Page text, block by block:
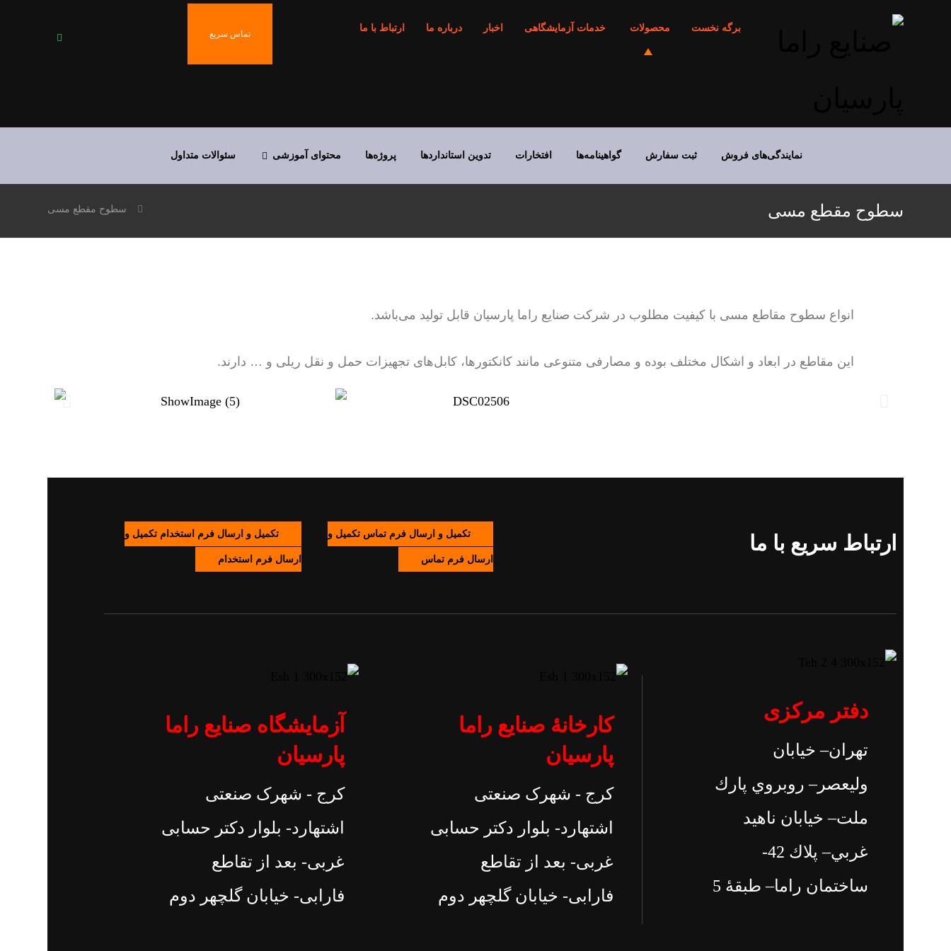
برگه نخست محصولات خدمات آزمایشگاهی اخبار درباره ما ارتباط با ما
تماس سریع
نمایندگی‌های فروش ثبت سفارش گواهینامه‌ها افتخارات تدوین استانداردها پروژه‌ها محتوای آموزشی سئوالات متداول
سطوح مقطع مسی سطوح مقطع مسی
انواع سطوح مقاطع مسی با کیفیت مطلوب در شرکت صنایع راما پارسیان قابل تولید می‌باشد.
این مقاطع در ابعاد و اشکال مختلف بوده و مصارفی متنوعی مانند کانکتورها، کابل‌های تجهیزات حمل و نقل ریلی و … دارند.
ارتباط سریع با ما تکمیل و ارسال فرم تماستکمیل و
ارسال فرم تماس
تکمیل و ارسال فرم استخدام تکمیل و
ارسال فرم استخدام
دفتر مرکزی
تهران– خيابان
وليعصر– روبروي پارك
ملت– خيابان ناهيد
غربي– پلاك 42-
ساختمان راما– طبقۀ 5
کارخانۀ صنایع راما
پارسیان
کرج - شهرک صنعتی
اشتهارد- بلوار دکتر حسابی
غربی- بعد از تقاطع
فارابی- خیابان گلچهر دوم
آزمایشگاه صنایع راما
پارسیان
کرج - شهرک صنعتی
اشتهارد- بلوار دکتر حسابی
غربی- بعد از تقاطع
فارابی- خیابان گلچهر دوم